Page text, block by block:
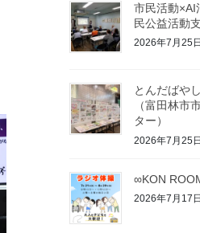
市民活動×AI
民公益活動
2026年7月25日
とんだばや
（富田林市
ター）
2026年7月25日
∞KON
2026年7月17日